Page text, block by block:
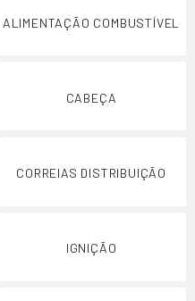
ALIMENTAÇÃO COMBUSTÍVEL
CABEÇA
CORREIAS DISTRIBUIÇÃO
IGNIÇÃO